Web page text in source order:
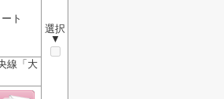
選択
▼
ト
線「大